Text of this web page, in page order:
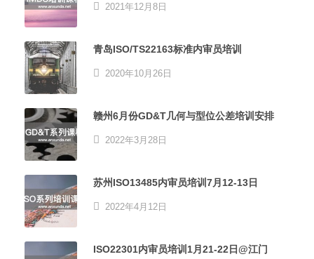
2021年12月8日
青岛ISO/TS22163标准内审员培训
2020年10月26日
赣州6月份GD&T几何与型位公差培训安排
2022年3月28日
苏州ISO13485内审员培训7月12-13日
2022年4月12日
ISO22301内审员培训1月21-22日@江门